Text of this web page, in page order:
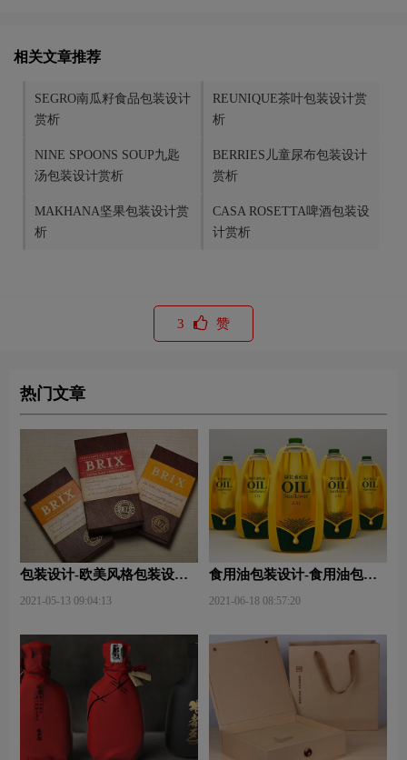
相关文章推荐
SEGRO南瓜籽食品包装设计
赏析
REUNIQUE茶叶包装设计赏
析
NINE SPOONS SOUP九匙
汤包装设计赏析
BERRIES儿童尿布包装设计
赏析
MAKHANA坚果包装设计赏
析
CASA ROSETTA啤酒包装设
计赏析
3 赞
热门文章
包装设计-欧美风格包装设
2021-05-13 09:04:13
食用油包装设计-食用油包装
2021-06-18 08:57:20